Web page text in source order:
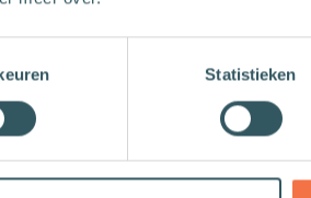
Statistieken